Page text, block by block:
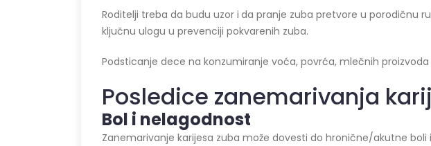
Roditelji treba da budu uzor i da pranje zuba pretvore u porodičnu
ključnu ulogu u prevenciji pokvarenih zuba.
Podsticanje dece na konzumiranje voća, povrća, mlečnih
Posledice zanemarivanja
Bol i nelagodnost
Zanemarivanje karijesa zuba može dovesti do hronične/akutne